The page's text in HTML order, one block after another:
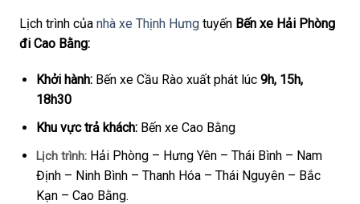
Lịch trình của nhà xe Thịnh Hưng tuyến Bến xe Hải Phòng
đi Cao Bằng:
Khởi hành: Bến xe Cầu Rào xuất phát lúc 9h, 15h,
18h30
Khu vực trả khách:Bến xe Cao Bằng
Lịch trình: Hải Phòng – Hưng Yên – Thái Bình – Nam
Định – Ninh Bình – Thanh Hóa – Thái Nguyên – Bắc
Kạn – Cao Bằng.